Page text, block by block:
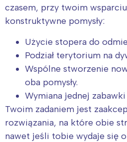
czasem, przy twoim
konstruktywne pomysły:
Użycie stopera do
Podział terytorium na
Wspólne stworzenie
oba pomysły.
Wymiana jednej zabawki
Twoim zadaniem jest
rozwiązania, na które obie
nawet jeśli tobie wydaje się